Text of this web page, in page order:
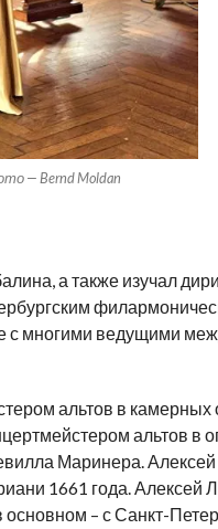
— Bernd Moldan
а также изучал
с многими ведущими
альтов в камерных
альтов в
Маринера. Алексей
1661 года. Алексей
основном – с Санкт-